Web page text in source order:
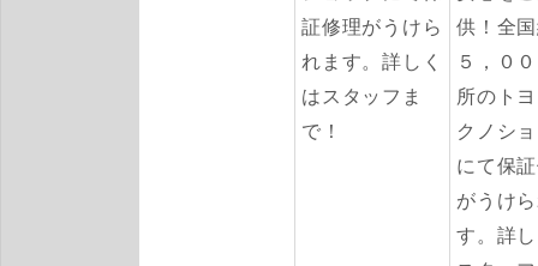
証修理がうけら
れます。詳しく
はスタッフま
で！
供！全
５，０
所のト
クノシ
にて保
がうけ
す。詳